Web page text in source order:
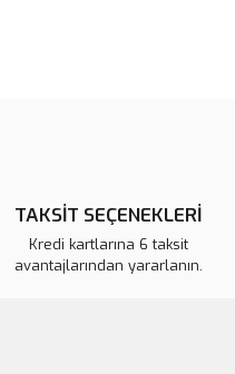
TAKSİT SEÇENEKLERİ
Kredi kartlarına 6 taksit
avantajlarından yararlanın.